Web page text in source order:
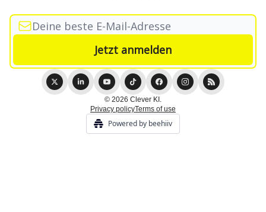
© 2026 Clever KI.
Privacy policyTerms of use
Powered by beehiiv